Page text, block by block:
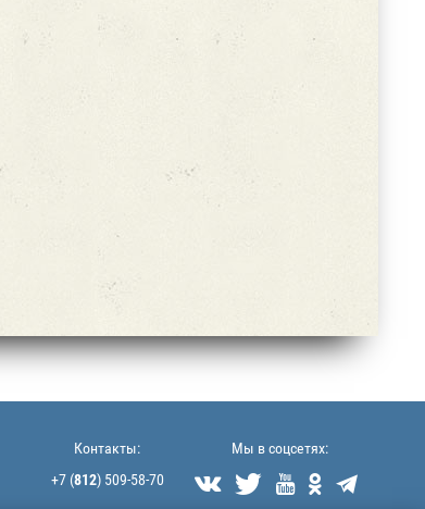
Контакты:
+7 (812) 509-58-70
Мы в соцсетях:
    